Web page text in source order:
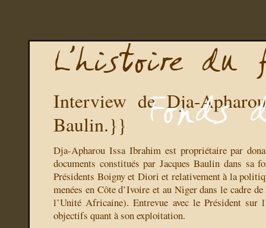
Interview de Dja-
Baulin.}}
Dja-Apharou Issa Ibrahim est propriétaire par
documents constitués par Jacques Baulin dans sa
Présidents Boigny et Diori et relativement à la
menées en Côte d’Ivoire et au Niger dans le cadre
l’Unité Africaine). Entrevue avec le Président sur
objectifs quant à son exploitation.